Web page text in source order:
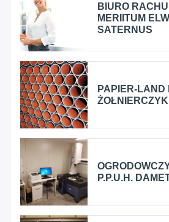
BIURO
MERIITUM
SATERNUS
PAPIER-LAND
ŻOŁNIERCZYK
P.P.U.H.